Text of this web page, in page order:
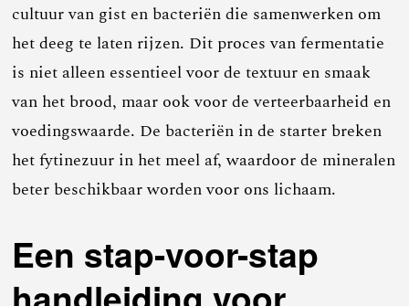
cultuur van gist en bacteriën die samenwerken om
het deeg te laten rijzen. Dit proces van fermentatie
is niet alleen essentieel voor de textuur en smaak
van het brood, maar ook voor de verteerbaarheid en
voedingswaarde. De bacteriën in de starter breken
het fytinezuur in het meel af, waardoor de mineralen
beter beschikbaar worden voor ons lichaam.
Een stap-voor-stap